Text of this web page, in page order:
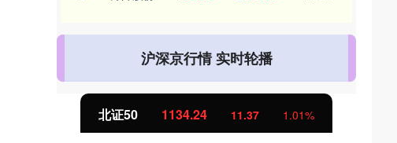
沪深京行情 实时轮播
北证50 1134.24 11.37 1.01%